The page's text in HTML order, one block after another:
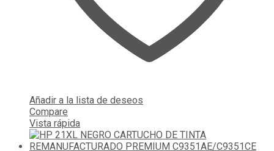
Añadir a la lista de deseos
Compare
Vista rápida